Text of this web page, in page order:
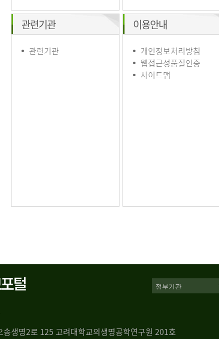
관련기관
관련기관
이용안내
개인정보처리방침
웹접근성품질인증
사이트맵
생명2로 125 고려대학교의생명공학연구원 201호